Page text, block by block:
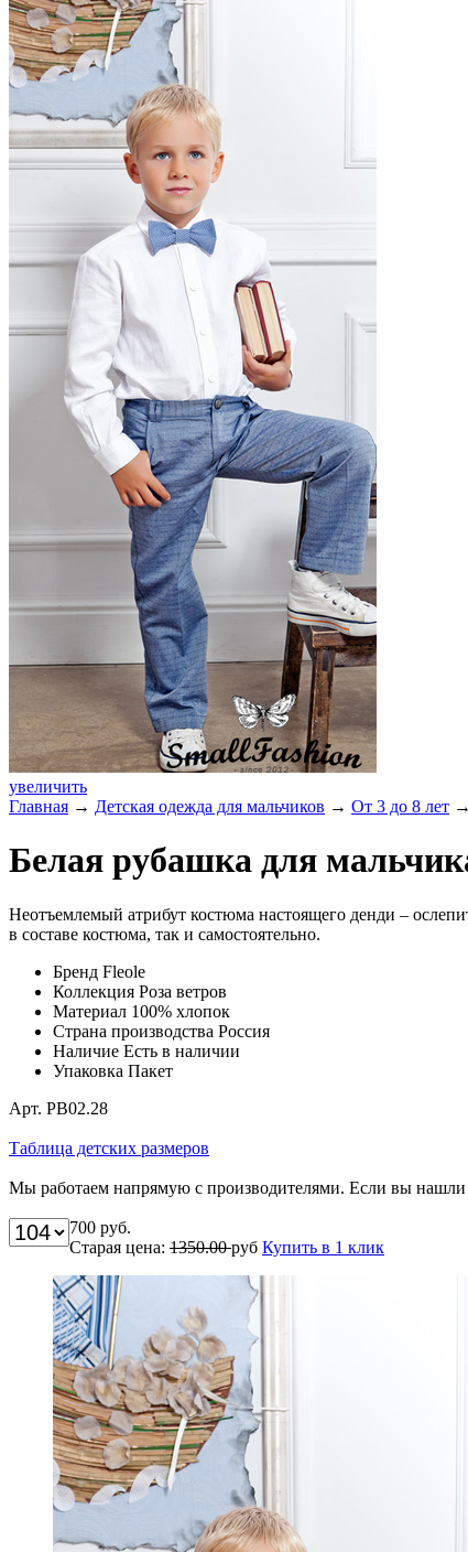
увеличить
Главная → Детская одежда для мальчиков → От 3 до 8 лет →
Белая рубашка для
Неотъемлемый атрибут костюма настоящего денди –
в составе костюма, так и самостоятельно.
Бренд Fleole
Коллекция Роза ветров
Материал 100% хлопок
Страна производства Россия
Наличие Есть в наличии
Упаковка Пакет
Арт. РВ02.28
Таблица детских размеров
Мы работаем напрямую с производителями. Если вы
700 руб.
Старая цена: 1350.00руб Купить в 1 клик